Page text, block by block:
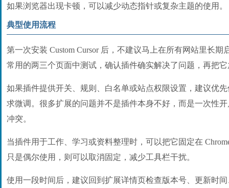
如果浏览器出现卡顿，可以减少动态指针或复杂主题的使用。
典型使用流程
第一次安装 Custom Cursor 后，不建议马上在所有网站里长
常用的两三个页面中测试，确认插件确实解决了问题，再把
如果插件提供开关、规则、白名单或站点权限设置，建议优
求微调。很多扩展的问题并不是插件本身不好，而是一次性
冲突。
当插件用于工作、学习或资料整理时，可以把它固定在
只是偶尔使用，则可以取消固定，减少工具栏干扰。
使用一段时间后，建议回到扩展详情页检查版本号、更新时